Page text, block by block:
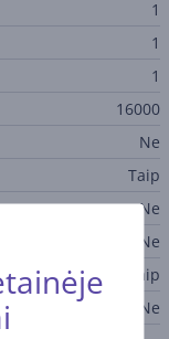
1
1
1
16000
Ne
Taip
Ne
Ne
Taip
Ne